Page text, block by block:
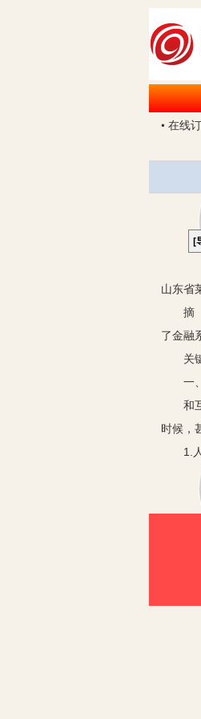
• 在线
[
山东
摘 要
了金融
关键
一、
和互
时候，
1.人
2.在
和互
有效
二、
对设